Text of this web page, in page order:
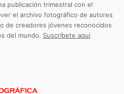
publicación trimestral con el
el archivo fotográfico de autores
de creadores jóvenes reconocidos
del mundo. Suscríbete aquí